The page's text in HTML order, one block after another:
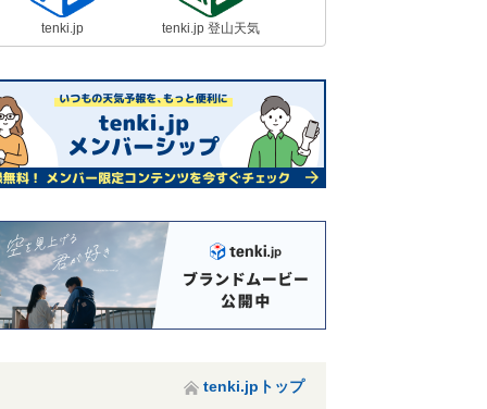
tenki.jp tenki.jp 登山天気
tenki.jpトップ